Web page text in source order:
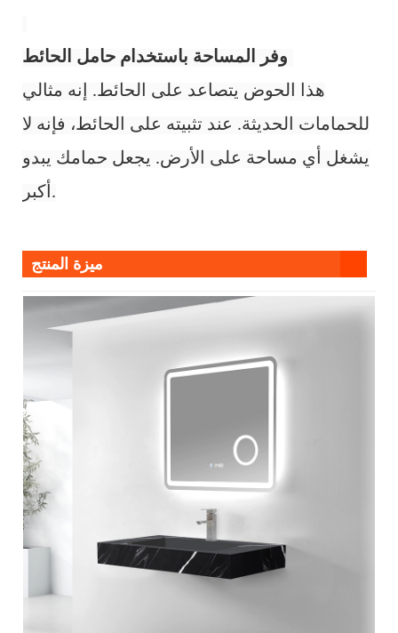
هذا الحوض يتصاعد على الحائط. إنه مثالي
للحمامات الحديثة. عند تثبيته على الحائط، فإنه لا
يشغل أي مساحة على الأرض. يجعل حمامك يبدو
أكبر.
ميزة المنتج